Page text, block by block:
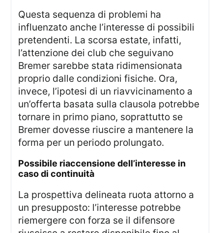
Questa sequenza di problemi ha
influenzato anche l’interesse di possibili
pretendenti. La scorsa estate, infatti,
l’attenzione dei club che seguivano
Bremer sarebbe stata ridimensionata
proprio dalle condizioni fisiche. Ora,
invece, l’ipotesi di un riavvicinamento a
un’offerta basata sulla clausola potrebbe
tornare in primo piano, soprattutto se
Bremer dovesse riuscire a mantenere la
forma per un periodo prolungato.
possibile riaccensione dell’interesse in
caso di continuità
La prospettiva delineata ruota attorno a
un presupposto: l’interesse potrebbe
riemergere con forza se il difensore